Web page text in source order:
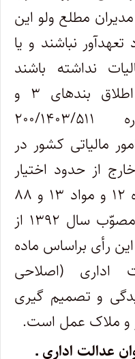
مطلع ولو این
نباشند و یا
نداشته باشند
گذاشته شده است، لذا اطلاق بندهای ۳ و
۵ دستورالعمل شماره ۲۰۰/۱۴۰۳/۵۱۱
سازمان امور مالیاتی کشور در
از حدود اختیار
مصوّب سال ۱۳۹۲ از
رأی براساس ماده
اداری (اصلاحی
در رسیدگی و تصمیم گیری
و ملاک عمل است.
عدالت اداری ـ